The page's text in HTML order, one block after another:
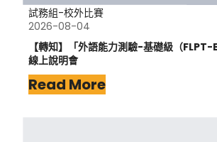
試務組-校外比賽
2026-08-04
【轉知】「外語能力測驗-基礎級（
線上說明會
Read More